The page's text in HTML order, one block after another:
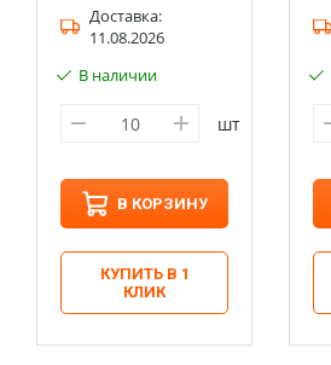
Доставка:
11.08.2026
В наличии
шт
В КОРЗИНУ
КУПИТЬ В 1
КЛИК